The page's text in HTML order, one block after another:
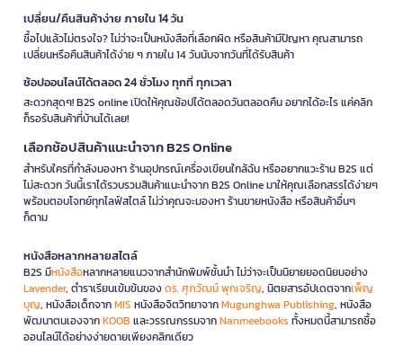
เปลี่ยน/คืนสินค้าง่าย ภายใน 14 วัน
ซื้อไปแล้วไม่ตรงใจ? ไม่ว่าจะเป็นหนังสือที่เลือกผิด หรือสินค้ามีปัญหา คุณสามารถ
เปลี่ยนหรือคืนสินค้าได้ง่าย ๆ ภายใน 14 วันนับจากวันที่ได้รับสินค้า
ช้อปออนไลน์ได้ตลอด 24 ชั่วโมง ทุกที่ ทุกเวลา
สะดวกสุดๆ! B2S online เปิดให้คุณช้อปได้ตลอดวันตลอดคืน อยากได้อะไร แค่คลิก
ก็รอรับสินค้าที่บ้านได้เลย!
เลือกช้อปสินค้าแนะนำจาก B2S Online
สำหรับใครที่กำลังมองหา ร้านอุปกรณ์เครื่องเขียนใกล้ฉัน หรืออยากแวะร้าน B2S แต่
ไม่สะดวก วันนี้เราได้รวบรวมสินค้าแนะนำจาก B2S Online มาให้คุณเลือกสรรได้ง่ายๆ
พร้อมตอบโจทย์ทุกไลฟ์สไตล์ ไม่ว่าคุณจะมองหา ร้านขายหนังสือ หรือสินค้าอื่นๆ
ก็ตาม
หนังสือหลากหลายสไตล์
B2S มีหนังสือหลากหลายแนวจากสำนักพิมพ์ชั้นนำ ไม่ว่าจะเป็นนิยายยอดนิยมอย่าง
Lavender, ตำราเรียนเข้มข้นของดร. ศุภวัฒน์ พุกเจริญ, นิตยสารอัปเดตจากเพ็ญ
บุญ, หนังสือเด็กจากMIS หนังสือจิตวิทยาจากMugunghwa Publishing, หนังสือ
พัฒนาตนเองจากKOOB และวรรณกรรมจากNanmeebooks ทั้งหมดนี้สามารถซื้อ
ออนไลน์ได้อย่างง่ายดายเพียงคลิกเดียว